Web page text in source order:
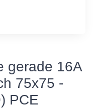
gerade 16A
75x75 -
PCE